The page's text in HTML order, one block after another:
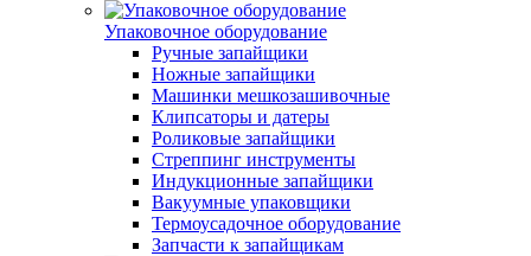
Упаковочное оборудование
Ручные запайщики
Ножные запайщики
Машинки мешкозашивочные
Клипсаторы и датеры
Роликовые запайщики
Стреппинг инструменты
Индукционные запайщики
Вакуумные упаковщики
Термоусадочное оборудование
Запчасти к запайщикам